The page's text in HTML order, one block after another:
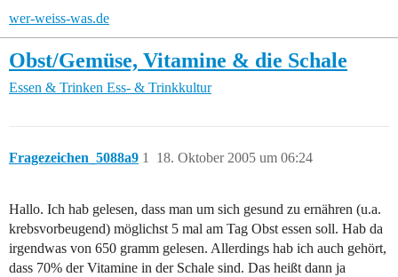
wer-weiss-was.de
Obst/Gemüse, Vitamine & die Schale
Essen & Trinken Ess- & Trinkkultur
Fragezeichen_5088a9 18. Oktober 2005 um 06:24
1
Hallo. Ich hab gelesen, dass man um sich gesund zu ernähren (u.a.
krebsvorbeugend) möglichst 5 mal am Tag Obst essen soll. Hab da
irgendwas von 650 gramm gelesen. Allerdings hab ich auch gehört,
dass 70% der Vitamine in der Schale sind. Das heißt dann ja